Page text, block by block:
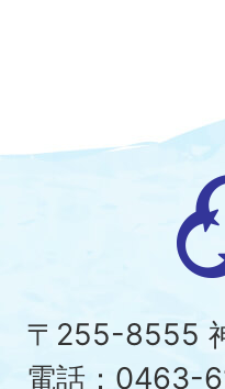
〒255-8555
電話：0463-